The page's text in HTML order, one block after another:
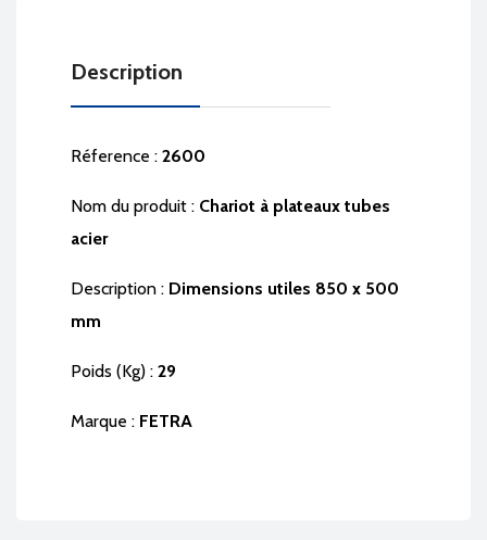
Description
Réference : 2600
Nom du produit : Chariot à plateaux tubes
acier
Description : Dimensions utiles 850 x 500
mm
Poids (Kg) : 29
Marque : FETRA